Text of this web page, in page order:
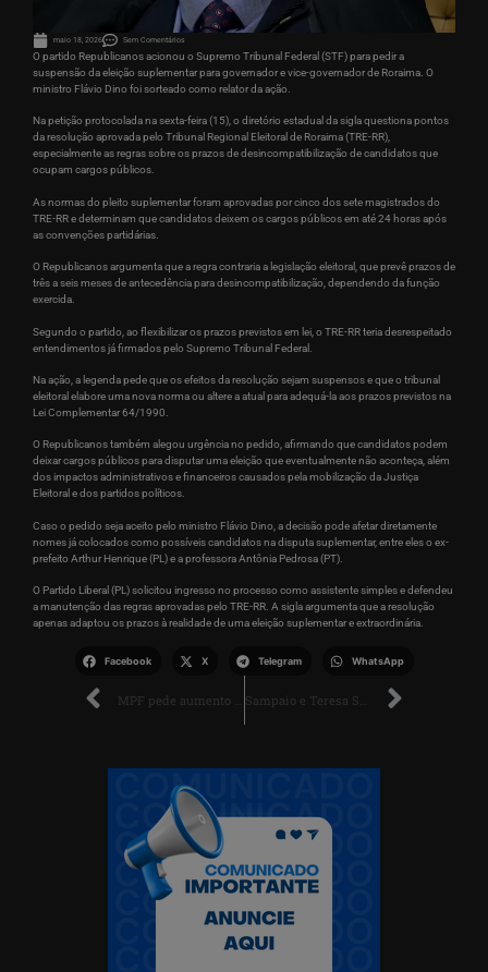
maio 18, 2026 Sem Comentários
O partido Republicanos acionou o Supremo Tribunal Federal (STF) para pedir a
suspensão da eleição suplementar para governador e vice-governador de Roraima. O
ministro Flávio Dino foi sorteado como relator da ação.
Na petição protocolada na sexta-feira (15), o diretório estadual da sigla questiona pontos
da resolução aprovada pelo Tribunal Regional Eleitoral de Roraima (TRE-RR),
especialmente as regras sobre os prazos de desincompatibilização de candidatos que
ocupam cargos públicos.
As normas do pleito suplementar foram aprovadas por cinco dos sete magistrados do
TRE-RR e determinam que candidatos deixem os cargos públicos em até 24 horas após
as convenções partidárias.
O Republicanos argumenta que a regra contraria a legislação eleitoral, que prevê prazos de
três a seis meses de antecedência para desincompatibilização, dependendo da função
exercida.
Segundo o partido, ao flexibilizar os prazos previstos em lei, o TRE-RR teria desrespeitado
entendimentos já firmados pelo Supremo Tribunal Federal.
Na ação, a legenda pede que os efeitos da resolução sejam suspensos e que o tribunal
eleitoral elabore uma nova norma ou altere a atual para adequá-la aos prazos previstos na
Lei Complementar 64/1990.
O Republicanos também alegou urgência no pedido, afirmando que candidatos podem
deixar cargos públicos para disputar uma eleição que eventualmente não aconteça, além
dos impactos administrativos e financeiros causados pela mobilização da Justiça
Eleitoral e dos partidos políticos.
Caso o pedido seja aceito pelo ministro Flávio Dino, a decisão pode afetar diretamente
nomes já colocados como possíveis candidatos na disputa suplementar, entre eles o ex-
prefeito Arthur Henrique (PL) e a professora Antônia Pedrosa (PT).
O Partido Liberal (PL) solicitou ingresso no processo como assistente simples e defendeu
a manutenção das regras aprovadas pelo TRE-RR. A sigla argumenta que a resolução
apenas adaptou os prazos à realidade de uma eleição suplementar e extraordinária.
Facebook X Telegram WhatsApp